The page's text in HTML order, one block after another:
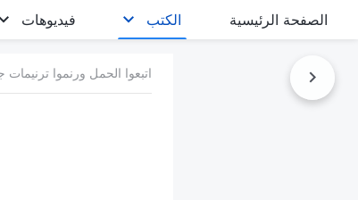
الصفحة الرئيسية الكتب فيديوهات
اتبعوا الحمل ورنموا ترنيمات